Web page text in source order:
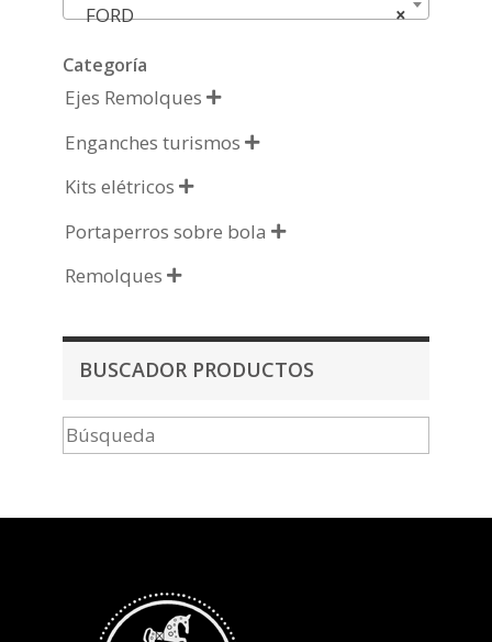
×
FORD
Categoría
Ejes Remolques 
Enganches turismos 
Kits elétricos 
Portaperros sobre bola 
Remolques 
BUSCADOR PRODUCTOS